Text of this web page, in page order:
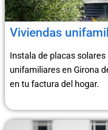
Viviendas
Instala de placas
unifamiliares en Girona
en tu factura del hogar.